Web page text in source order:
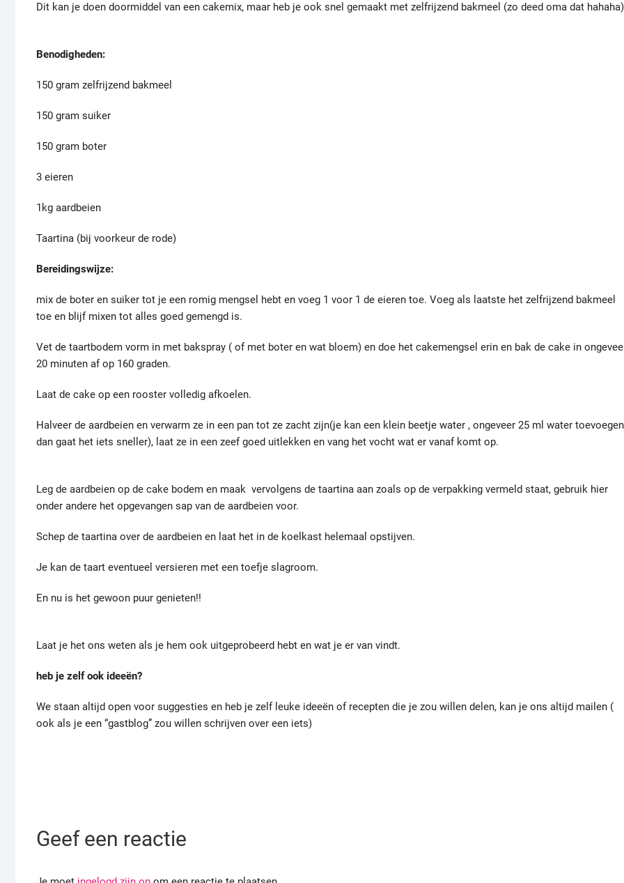
Dit kan je doen doormiddel van een cakemix, maar heb je ook snel gemaakt met zelfrijzend bakmeel (zo deed oma dat hahaha)
Benodigheden:
150 gram zelfrijzend bakmeel
150 gram suiker
150 gram boter
3 eieren
1kg aardbeien
Taartina (bij voorkeur de rode)
Bereidingswijze:
mix de boter en suiker tot je een romig mengsel hebt en voeg 1 voor 1 de eieren toe. Voeg als laatste het zelfrijzend bakmeel
toe en blijf mixen tot alles goed gemengd is.
Vet de taartbodem vorm in met bakspray ( of met boter en wat bloem) en doe het cakemengsel erin en bak de cake in
20 minuten af op 160 graden.
Laat de cake op een rooster volledig afkoelen.
Halveer de aardbeien en verwarm ze in een pan tot ze zacht zijn(je kan een klein beetje water , ongeveer 25 ml water toevoegen
dan gaat het iets sneller), laat ze in een zeef goed uitlekken en vang het vocht wat er vanaf komt op.
Leg de aardbeien op de cake bodem en maak vervolgens de taartina aan zoals op de verpakking vermeld staat, gebruik hier
onder andere het opgevangen sap van de aardbeien voor.
Schep de taartina over de aardbeien en laat het in de koelkast helemaal opstijven.
Je kan de taart eventueel versieren met een toefje slagroom.
En nu is het gewoon puur genieten!!
Laat je het ons weten als je hem ook uitgeprobeerd hebt en wat je er van vindt.
heb je zelf ook ideeën?
We staan altijd open voor suggesties en heb je zelf leuke ideeën of recepten die je zou willen delen, kan je ons altijd mailen (
ook als je een “gastblog” zou willen schrijven over een iets)
Geef een reactie